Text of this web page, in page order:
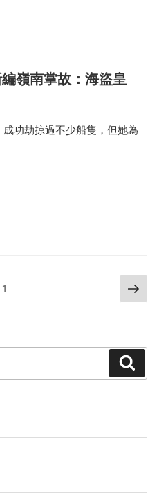
嶺南掌故：海盜皇
功劫掠過不少船隻，但她為
1 下
一